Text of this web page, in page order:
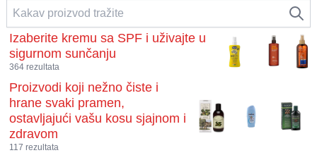
Izaberite kremu sa SPF i uživajte u
sigurnom sunčanju
364 rezultata
Proizvodi koji nežno čiste i
hrane svaki pramen,
ostavljajući vašu kosu sjajnom i
zdravom
117 rezultata